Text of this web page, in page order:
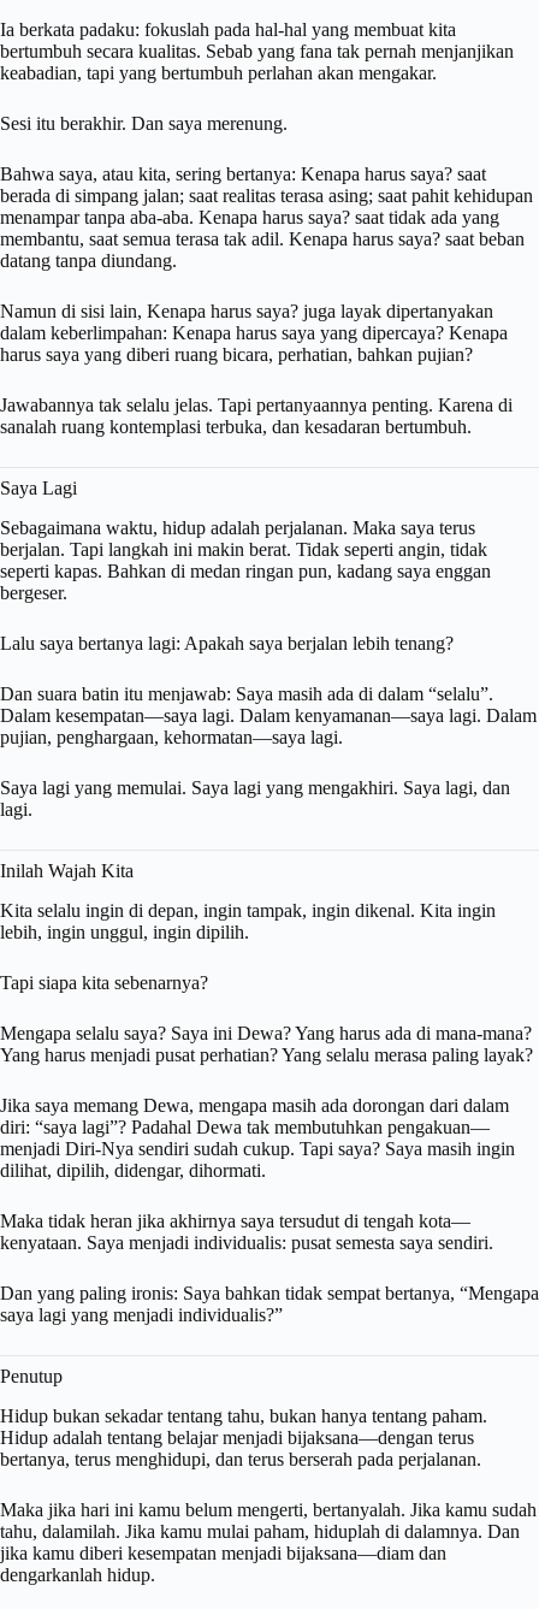
Ia berkata padaku: fokuslah pada hal-hal yang membuat kita
bertumbuh secara kualitas. Sebab yang fana tak pernah menjanjikan
keabadian, tapi yang bertumbuh perlahan akan mengakar.
Sesi itu berakhir. Dan saya merenung.
Bahwa saya, atau kita, sering bertanya: Kenapa harus saya? saat
berada di simpang jalan; saat realitas terasa asing; saat pahit kehidupan
menampar tanpa aba-aba. Kenapa harus saya? saat tidak ada yang
membantu, saat semua terasa tak adil. Kenapa harus saya? saat beban
datang tanpa diundang.
Namun di sisi lain, Kenapa harus saya? juga layak dipertanyakan
dalam keberlimpahan: Kenapa harus saya yang dipercaya? Kenapa
harus saya yang diberi ruang bicara, perhatian, bahkan pujian?
Jawabannya tak selalu jelas. Tapi pertanyaannya penting. Karena di
sanalah ruang kontemplasi terbuka, dan kesadaran bertumbuh.
Saya Lagi
Sebagaimana waktu, hidup adalah perjalanan. Maka saya terus
berjalan. Tapi langkah ini makin berat. Tidak seperti angin, tidak
seperti kapas. Bahkan di medan ringan pun, kadang saya enggan
bergeser.
Lalu saya bertanya lagi: Apakah saya berjalan lebih tenang?
Dan suara batin itu menjawab: Saya masih ada di dalam “selalu”.
Dalam kesempatan—saya lagi. Dalam kenyamanan—saya lagi. Dalam
pujian, penghargaan, kehormatan—saya lagi.
Saya lagi yang memulai. Saya lagi yang mengakhiri. Saya lagi, dan
lagi.
Inilah Wajah Kita
Kita selalu ingin di depan, ingin tampak, ingin dikenal. Kita ingin
lebih, ingin unggul, ingin dipilih.
Tapi siapa kita sebenarnya?
Mengapa selalu saya? Saya ini Dewa? Yang harus ada di mana-mana?
Yang harus menjadi pusat perhatian? Yang selalu merasa paling layak?
Jika saya memang Dewa, mengapa masih ada dorongan dari dalam
diri: “saya lagi”? Padahal Dewa tak membutuhkan pengakuan—
menjadi Diri-Nya sendiri sudah cukup. Tapi saya? Saya masih ingin
dilihat, dipilih, didengar, dihormati.
Maka tidak heran jika akhirnya saya tersudut di tengah kota—
kenyataan. Saya menjadi individualis: pusat semesta saya sendiri.
Dan yang paling ironis: Saya bahkan tidak sempat bertanya, “Mengapa
saya lagi yang menjadi individualis?”
Penutup
Hidup bukan sekadar tentang tahu, bukan hanya tentang paham.
Hidup adalah tentang belajar menjadi bijaksana—dengan terus
bertanya, terus menghidupi, dan terus berserah pada perjalanan.
Maka jika hari ini kamu belum mengerti, bertanyalah. Jika kamu sudah
tahu, dalamilah. Jika kamu mulai paham, hiduplah di dalamnya. Dan
jika kamu diberi kesempatan menjadi bijaksana—diam dan
dengarkanlah hidup.